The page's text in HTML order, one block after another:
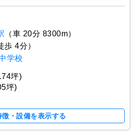
（車 20分 8300m）
歩 4分）
学校
坪)
坪)
徴・設備を表示する